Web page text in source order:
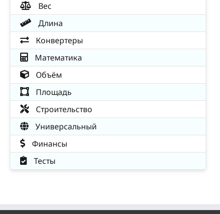
Вес
Длина
Конвертеры
Математика
Объём
Площадь
Строительство
Универсальный
Финансы
Тесты